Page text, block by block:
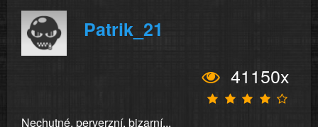
Patrik_21
41150x
Nechutné, perverzní, bizarní...